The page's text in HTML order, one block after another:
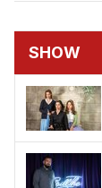
SHOW